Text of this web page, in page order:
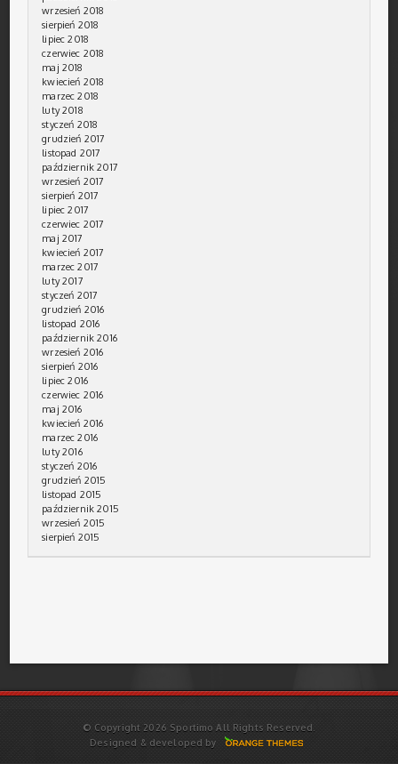
wrzesień 2018
sierpień 2018
lipiec 2018
czerwiec 2018
maj 2018
kwiecień 2018
marzec 2018
luty 2018
styczeń 2018
grudzień 2017
listopad 2017
październik 2017
wrzesień 2017
sierpień 2017
lipiec 2017
czerwiec 2017
maj 2017
kwiecień 2017
marzec 2017
luty 2017
styczeń 2017
grudzień 2016
listopad 2016
październik 2016
wrzesień 2016
sierpień 2016
lipiec 2016
czerwiec 2016
maj 2016
kwiecień 2016
marzec 2016
luty 2016
styczeń 2016
grudzień 2015
listopad 2015
październik 2015
wrzesień 2015
sierpień 2015
© Copyright 2026 Sportimo All Rights Reserved.
Designed & developed by